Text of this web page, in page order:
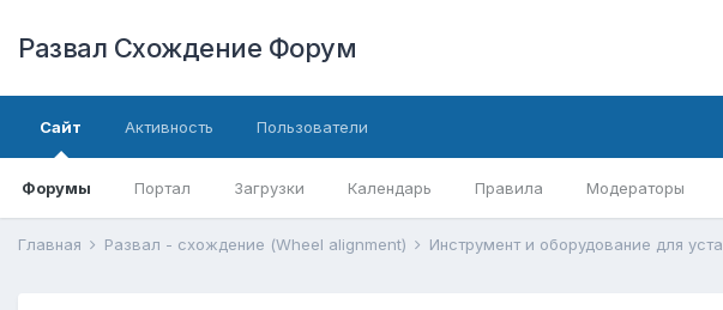
Развал Схождение Форум
Сайт
Форумы Портал Загрузки Календарь Правила Модераторы
Активность Пользователи
Главная Развал - схождение (Wheel alignment)